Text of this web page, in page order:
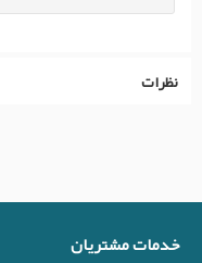
نظرات
خدمات مشتریان